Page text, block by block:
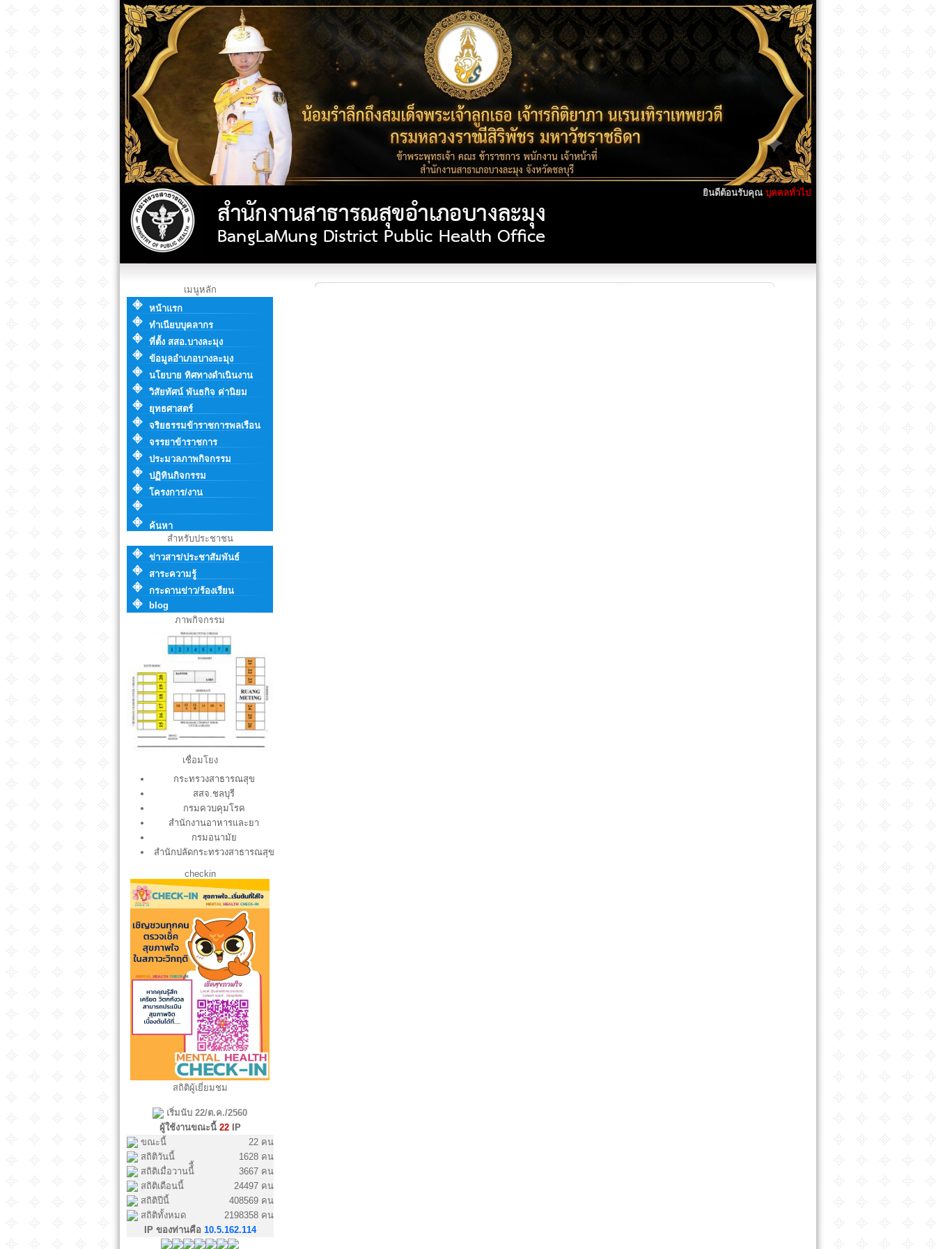
ยินดีต้อนรับคุณ บุคคลทั่วไป
เมนูหลัก
หน้าแรก
ทำเนียบบุคลากร
ที่ตั้ง สสอ.บางละมุง
ข้อมูลอำเภอบางละมุง
นโยบาย ทิศทางดำเนินงาน
วิสัยทัศน์ พันธกิจ ค่านิยม
ยุทธศาสตร์
จริยธรรมข้าราชการพลเรือน
จรรยาข้าราชการ
ประมวลภาพกิจกรรม
ปฏิทินกิจกรรม
โครงการ/งาน
ค้นหา
สำหรับประชาชน
ข่าวสาร/ประชาสัมพันธ์
สาระความรู้
กระดานข่าว/ร้องเรียน
blog
ภาพกิจกรรม
XXXX.jpg
S__12951574.jpg
เชื่อมโยง
กระทรวงสาธารณสุข
สสจ.ชลบุรี
กรมควบคุมโรค
สำนักงานอาหารและยา
กรมอนามัย
สำนักปลัดกระทรวงสาธารณสุข
checkin
สถิติผู้เยี่ยมชม
เริ่มนับ 22/ต.ค./2560
ผู้ใช้งานขณะนี้ 22IP
ขณะนี้
22 คน
สถิติวันนี้
1628 คน
สถิติเมื่อวานนี้ี้
3667 คน
สถิติเดือนนี้
24497 คน
สถิติปีนี้
408569 คน
สถิติทั้งหมด
2198358 คน
IP ของท่านคือ 10.5.162.114